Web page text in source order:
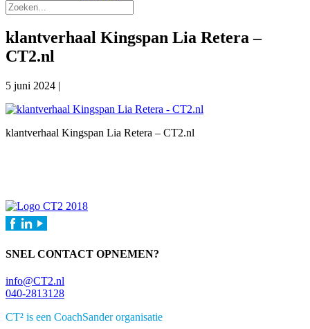
klantverhaal Kingspan Lia Retera –
CT2.nl
5 juni 2024 |
klantverhaal Kingspan Lia Retera – CT2.nl
SNEL CONTACT OPNEMEN?
info@CT2.nl
040-2813128
CT² is een CoachSander organisatie